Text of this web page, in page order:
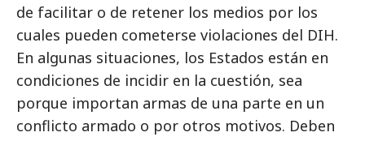
de facilitar o de retener los medios por los
cuales pueden cometerse violaciones del DIH.
En algunas situaciones, los Estados están en
condiciones de incidir en la cuestión, sea
porque importan armas de una parte en un
conflicto armado o por otros motivos. Deben